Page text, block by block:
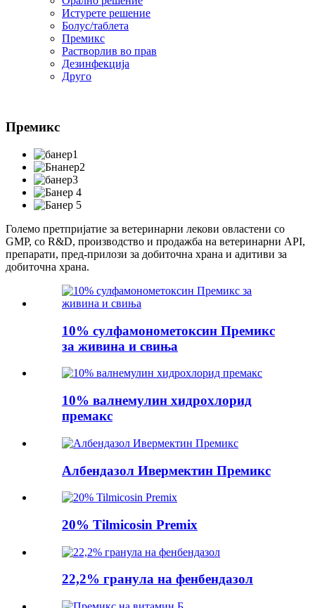
Истурете решение
Болус/таблета
Премикс
Растворлив во прав
Дезинфекција
Друго
Премикс
Големо претпријатие за ветеринарни лекови овластени со
GMP, со R&D, производство и продажба на ветеринарни API,
препарати, пред-прилози за добиточна храна и адитиви за
добиточна храна.
10% сулфамонометоксин Премикс
за живина и свиња
10% валнемулин хидрохлорид
премакс
Албендазол Ивермектин Премикс
20% Tilmicosin Premix
22,2% гранула на фенбендазол